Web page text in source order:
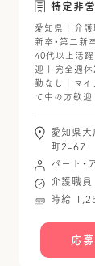
特定非
愛知県 | 介護
新卒・第二
40代以上活
迎 | 完全週
勤なし | マイ
て中の方歓迎 |
愛知県大
町2-67
パート・
介護職員
時給
応